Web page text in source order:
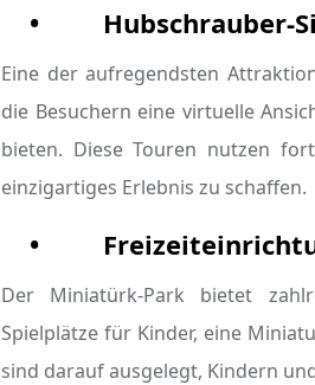
• Hubschrauber-
Eine der aufregendsten
die Besuchern eine virtuelle
bieten. Diese Touren nutzen
einzigartiges Erlebnis zu schaffen.
•
Der Miniatürk-Park bietet
Spielplätze für Kinder, eine
sind darauf ausgelegt, Kindern